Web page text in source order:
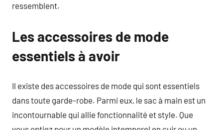
ressemblent.
Les accessoires de mode
essentiels à avoir
Il existe des accessoires de mode qui sont essentiels
dans toute garde-robe. Parmi eux, le sac à main est un
incontournable qui allie fonctionnalité et style. Que